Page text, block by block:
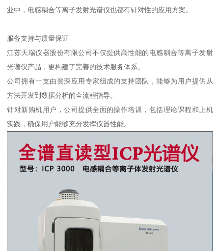
业中，电感耦合等离子发射光谱仪也都有针对性的应用方案。
服务支持与质量保证
江苏天瑞仪器股份有限公司不仅提供高性能的电感耦合等离子发射
光谱仪产品，更构建了完善的技术服务体系。
公司拥有一支由资深应用专家组成的支持团队，能够为用户提供从
方法开发到数据分析的全流程指导。
针对新购机用户，公司提供全面的操作培训，包括理论课程和上机
实践，确保用户能够充分发挥仪器性能。